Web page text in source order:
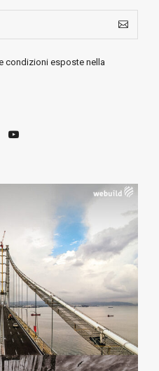
condizioni esposte nella